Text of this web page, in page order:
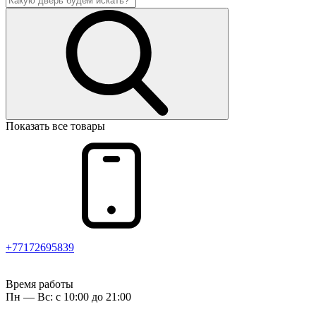
Показать все товары
+77172695839
Время работы
Пн — Вс: с 10:00 до 21:00